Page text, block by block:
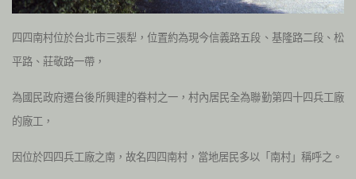
四四南村位於台北市三張犁，位置約為現今信義路五段、基隆路二段、松
平路、莊敬路一帶，
為國民政府遷台後所興建的眷村之一，村內居民全為聯勤第四十四兵工廠
的廠工，
因位於四四兵工廠之南，故名四四南村，當地居民多以「南村」稱呼之。